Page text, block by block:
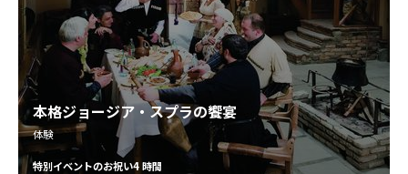
本格ジョージア・スプラの饗宴
体験
特別イベントのお祝い4 時間